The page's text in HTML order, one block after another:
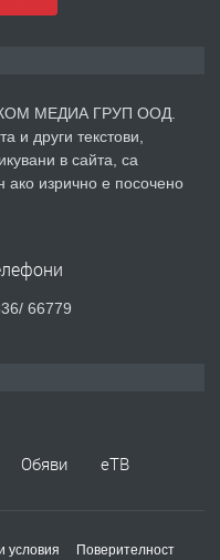
преди 1 година
МЕДИА ГРУП ООД.
и други текстови,
в сайта, са
ако изрично е посочено
66779
Обяви
еТВ
условия Поверителност